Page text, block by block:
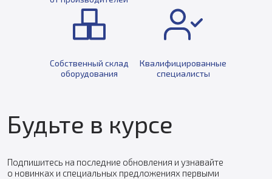
Собственный склад
оборудования
Квалифицированные
специалисты
Будьте в курсе
Подпишитесь на последние обновления и узнавайте
о новинках и специальных предложениях первыми